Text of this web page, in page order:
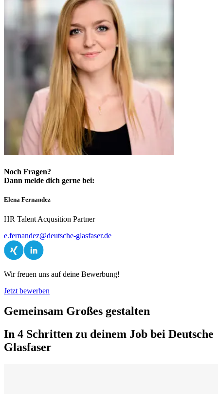
Noch Fragen?
Dann melde dich gerne bei:
Elena Fernandez
HR Talent Acqusition Partner
e.fernandez@deutsche-glasfaser.de
Wir freuen uns auf deine Bewerbung!
Jetzt bewerben
Gemeinsam Großes gestalten
In 4 Schritten zu deinem Job bei Deutsche
Glasfaser